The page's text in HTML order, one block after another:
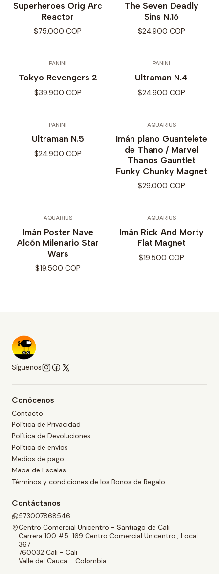
Superheroes Orig Arc
Reactor
$75.000 COP
The Seven Deadly
Sins N.16
$24.900 COP
PANINI
Tokyo Revengers 2
$39.900 COP
PANINI
Ultraman N.4
$24.900 COP
PANINI
Ultraman N.5
$24.900 COP
AQUARIUS
Imán plano Guantelete
de Thano / Marvel
Thanos Gauntlet
Funky Chunky Magnet
$29.000 COP
AQUARIUS
Imán Poster Nave
Alcón Milenario Star
Wars
$19.500 COP
AQUARIUS
Imán Rick And Morty
Flat Magnet
$19.500 COP
Síguenos
Conócenos
Contacto
Política de Privacidad
Política de Devoluciones
Política de envíos
Medios de pago
Mapa de Escalas
Términos y condiciones de los Bonos de Regalo
Contáctanos
573007868546
Centro Comercial Unicentro - Santiago de Cali
Carrera 100 #5-169 Centro Comercial Unicentro , Local
367
760032 Cali - Cali
Valle del Cauca - Colombia